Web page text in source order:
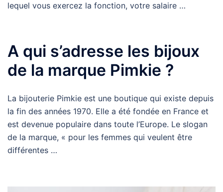
lequel vous exercez la fonction, votre salaire …
A qui s’adresse les bijoux
de la marque Pimkie ?
La bijouterie Pimkie est une boutique qui existe depuis
la fin des années 1970. Elle a été fondée en France et
est devenue populaire dans toute l’Europe. Le slogan
de la marque, « pour les femmes qui veulent être
différentes …